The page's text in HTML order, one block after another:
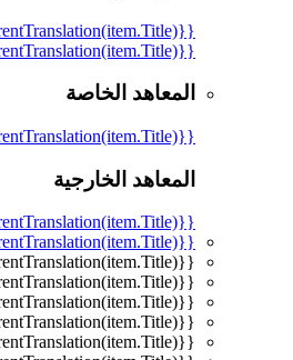
{{mmc.getCurrentTranslation(item.Title)}}
{{mmc.getCurrentTranslation(item.Title)}}
المعاهد الخاصة
{{mmc.getCurrentTranslation(item.Title)}}
المعاهد الخارجية
{{mmc.getCurrentTranslation(item.Title)}}
{{mmc.getCurrentTranslation(item.Title)}}
{{mmc.getCurrentTranslation(item.Title)}}
{{mmc.getCurrentTranslation(item.Title)}}
{{mmc.getCurrentTranslation(item.Title)}}
{{mmc.getCurrentTranslation(item.Title)}}
{{mmc.getCurrentTranslation(item.Title)}}